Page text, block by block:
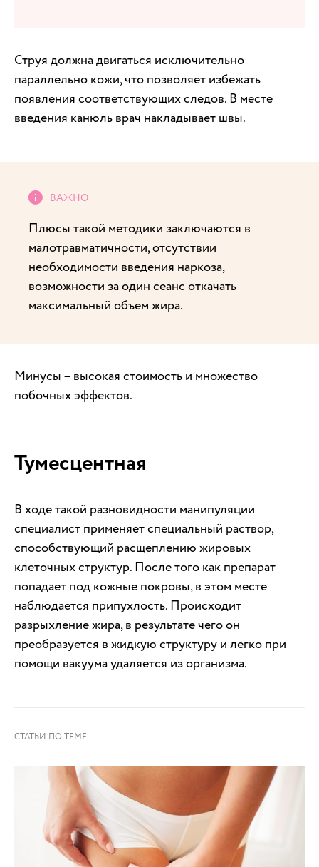
Струя должна двигаться исключительно
параллельно кожи, что позволяет избежать
появления соответствующих следов. В месте
введения канюль врач накладывает швы.
Плюсы такой методики заключаются в
малотравматичности, отсутствии
необходимости введения наркоза,
возможности за один сеанс откачать
максимальный объем жира.
Минусы – высокая стоимость и множество
побочных эффектов.
Тумесцентная
В ходе такой разновидности манипуляции
специалист применяет специальный раствор,
способствующий расщеплению жировых
клеточных структур. После того как препарат
попадает под кожные покровы, в этом месте
наблюдается припухлость. Происходит
разрыхление жира, в результате чего он
преобразуется в жидкую структуру и легко при
помощи вакуума удаляется из организма.